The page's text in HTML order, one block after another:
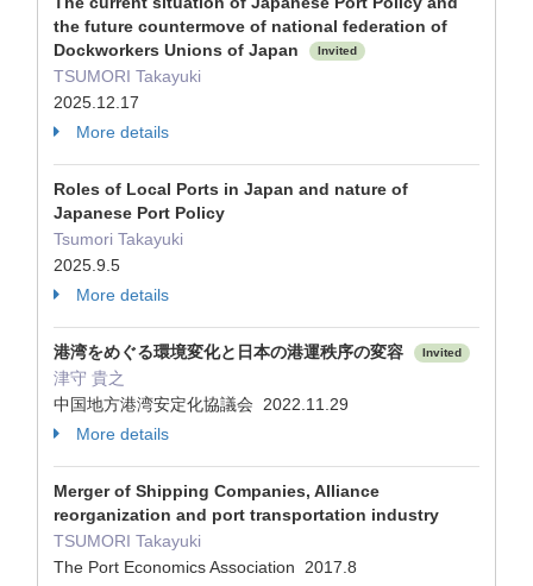
the future countermove of national federation of
Dockworkers Unions of Japan
Invited
TSUMORI Takayuki
2025.12.17
More details
Roles of Local Ports in Japan and nature of
Japanese Port Policy
Tsumori Takayuki
2025.9.5
More details
港湾をめぐる環境変化と日本の港運秩序の変容 Invited
津守 貴之
中国地方港湾安定化協議会 2022.11.29
More details
Merger of Shipping Companies, Alliance
reorganization and port transportation industry
TSUMORI Takayuki
The Port Economics Association 2017.8